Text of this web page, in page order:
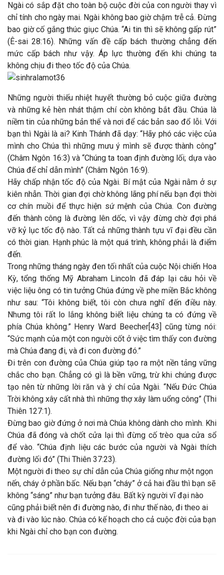
Ngài có sắp đặt cho toàn bộ cuộc đời của con người thay vì
chỉ tính cho ngày mai. Ngài không bao giờ chậm trễ cả. Đừng
bao giờ cố gắng thúc giục Chúa. “Ai tin thì sẽ không gấp rút”
(Ê-sai 28:16). Những vấn đề cấp bách thường chẳng đến
mức cấp bách như vậy. Áp lực thường đến khi chúng ta
không chịu đi theo tốc độ của Chúa.
Những người thiếu nhiệt huyết thường bỏ cuộc giữa đường
và những kẻ hèn nhát thậm chí còn không bắt đầu. Chúa là
niềm tin của những bản thể và nơi để các bản sao đổ lỗi. Với
bạn thì Ngài là ai? Kinh Thánh đã dạy: “Hãy phó các việc của
mình cho Chúa thì những mưu ý mình sẽ được thành công”
(Châm Ngôn 16:3) và “Chúng ta toan định đường lối; dựa vào
Chúa để chỉ dẫn mình” (Châm Ngôn 16:9).
Hãy chấp nhận tốc độ của Ngài. Bí mật của Ngài nằm ở sự
kiên nhẫn. Thời gian đợi chờ không lãng phí nếu bạn đợi thời
cơ chín muồi để thực hiện sứ mệnh của Chúa. Con đường
đến thành công là đường lên dốc, vì vậy đừng chờ đợi phá
vỡ kỷ lục tốc độ nào. Tất cả những thành tựu vĩ đại đều cần
có thời gian. Hạnh phúc là một quá trình, không phải là điểm
đến.
Trong những tháng ngày đen tối nhất của cuộc Nội chiến Hoa
Kỳ, tổng thống Mỹ Abraham Lincoln đã đáp lại câu hỏi về
việc liệu ông có tin tưởng Chúa đứng về phe miền Bắc không
như sau: “Tôi không biết, tôi còn chưa nghĩ đến điều này.
Nhưng tôi rất lo lắng không biết liệu chúng ta có đứng về
phía Chúa không.” Henry Ward Beecher[43] cũng từng nói:
“Sức mạnh của một con người cốt ở việc tìm thấy con đường
mà Chúa đang đi, và đi con đường đó.”
Đi trên con đường của Chúa giúp tạo ra một nền tảng vững
chắc cho bạn. Chẳng có gì là bền vững, trừ khi chúng được
tạo nên từ những lời răn và ý chí của Ngài. “Nếu Đức Chúa
Trời không xây cất nhà thì những thợ xây làm uổng công” (Thi
Thiên 127:1).
Đừng bao giờ đứng ở nơi mà Chúa không dành cho mình. Khi
Chúa đã đóng và chốt cửa lại thì đừng cố trèo qua cửa sổ
để vào. “Chúa định liệu các bước của người và Ngài thích
đường lối đó” (Thi Thiên 37:23).
Một người đi theo sự chỉ dẫn của Chúa giống như một ngọn
nến, cháy ở phần bấc. Nếu bạn “cháy” ở cả hai đầu thì bạn sẽ
không “sáng” như bạn tưởng đâu. Bất kỳ người vĩ đại nào
cũng phải biết nên đi đường nào, đi như thế nào, đi theo ai
và đi vào lúc nào. Chúa có kế hoạch cho cả cuộc đời của bạn
khi Ngài chỉ cho bạn con đường.